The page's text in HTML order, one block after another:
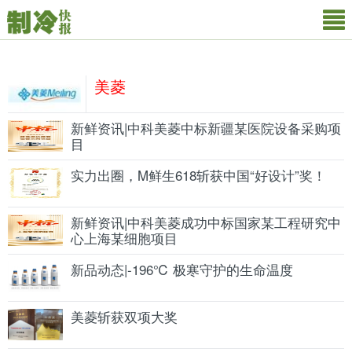
美菱
新鲜资讯|中科美菱中标新疆某医院设备采购项
目
实力出圈，M鲜生618斩获中国“好设计”奖！
新鲜资讯|中科美菱成功中标国家某工程研究中
心上海某细胞项目
新品动态|-196℃ 极寒守护的生命温度
美菱斩获双项大奖